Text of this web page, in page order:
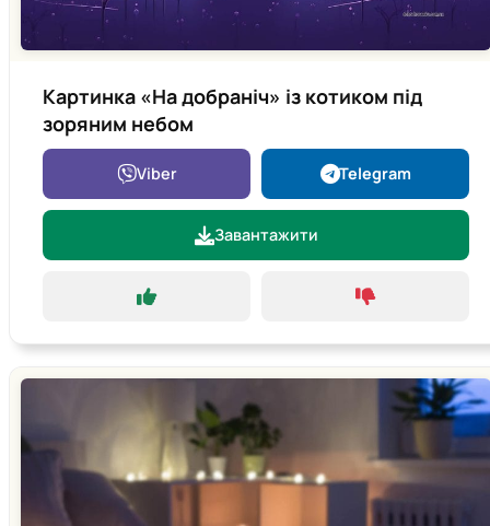
Картинка «На добраніч» із котиком під
зоряним небом
Viber Telegram
Завантажити